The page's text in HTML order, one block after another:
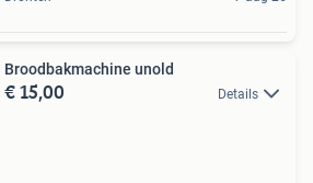
Broodbakmachine unold
€ 15,00 Details